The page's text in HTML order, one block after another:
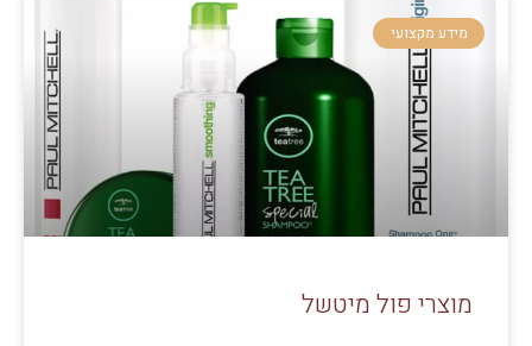
מידע מקצועי
מוצרי פול מיטשל